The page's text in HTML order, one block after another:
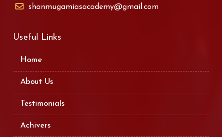
shanmugamiasacademy@gmail.com
Useful Links
Home
About Us
Testimonials
Achivers